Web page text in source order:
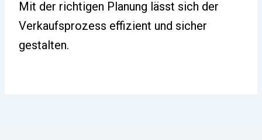
Mit der richtigen Planung lässt sich der
Verkaufsprozess effizient und sicher
gestalten.